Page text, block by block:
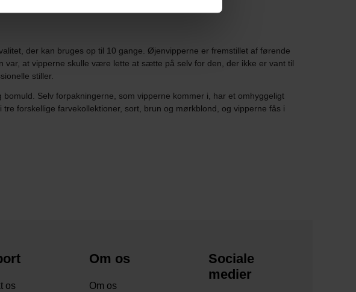
der kan bruges op til 10 gange. Øjenvipperne er fremstillet af førende
var, at vipperne skulle være lette at sætte på selv for den, der ikke er vant til
stiller.
Selv forpakningerne, som vipperne kommer i, har et omhyggeligt
forskellige farvekollektioner, sort, brun og mørkblond, og vipperne fås i
os
Om os
Om os
Sociale
medier